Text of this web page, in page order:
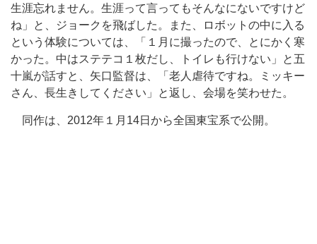
生涯忘れません。生涯って言ってもそんなにないですけど
ね」と、ジョークを飛ばした。また、ロボットの中に入る
という体験については、「１月に撮ったので、とにかく寒
かった。中はステテコ１枚だし、トイレも行けない」と五
十嵐が話すと、矢口監督は、「老人虐待ですね。ミッキー
さん、長生きしてください」と返し、会場を笑わせた。
同作は、2012年１月14日から全国東宝系で公開。